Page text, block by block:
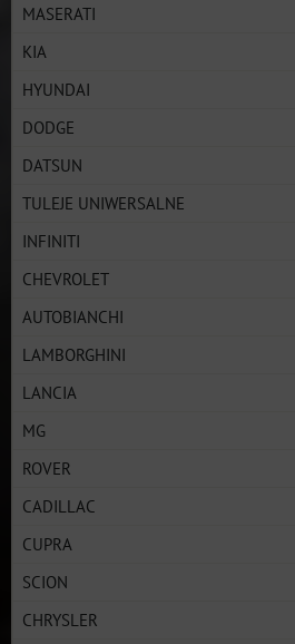
MASERATI
KIA
HYUNDAI
DODGE
DATSUN
TULEJE UNIWERSALNE
INFINITI
CHEVROLET
AUTOBIANCHI
LAMBORGHINI
LANCIA
MG
ROVER
CADILLAC
CUPRA
SCION
CHRYSLER